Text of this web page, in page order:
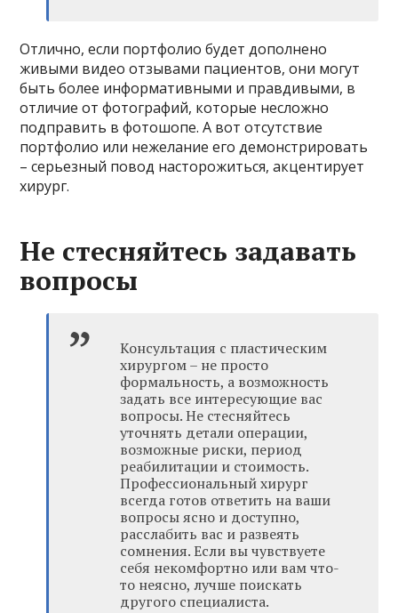
Отлично, если портфолио будет дополнено
живыми видео отзывами пациентов, они могут
быть более информативными и правдивыми, в
отличие от фотографий, которые несложно
подправить в фотошопе. А вот отсутствие
портфолио или нежелание его демонстрировать
– серьезный повод насторожиться, акцентирует
хирург.
Не стесняйтесь задавать
вопросы
Консультация с пластическим
хирургом – не просто
формальность, а возможность
задать все интересующие вас
вопросы. Не стесняйтесь
уточнять детали операции,
возможные риски, период
реабилитации и стоимость.
Профессиональный хирург
всегда готов ответить на ваши
вопросы ясно и доступно,
расслабить вас и развеять
сомнения. Если вы чувствуете
себя некомфортно или вам что-
то неясно, лучше поискать
другого специалиста.